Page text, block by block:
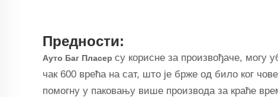
Предности:
Ауто Баг Пласер су корисне за произвођаче, могу
чак 600 врећа на сат, што је брже од било ког
помогну у паковању више производа за краће